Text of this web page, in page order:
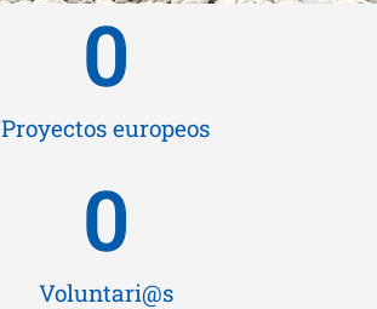
Proyectos europeos
0
Voluntari@s
0